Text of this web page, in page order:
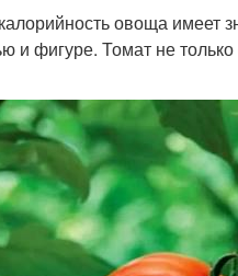
овоща имеет
и фигуре. Томат не